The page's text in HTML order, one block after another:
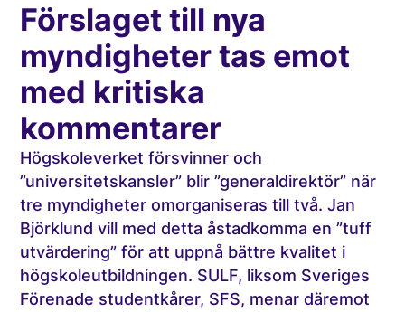
Förslaget till nya
myndigheter tas emot
med kritiska
kommentarer
Högskoleverket försvinner och
”universitetskansler” blir ”generaldirektör” när
tre myndigheter omorganiseras till två. Jan
Björklund vill med detta åstadkomma en ”tuff
utvärdering” för att uppnå bättre kvalitet i
högskoleutbildningen. SULF, liksom Sveriges
Förenade studentkårer, SFS, menar däremot